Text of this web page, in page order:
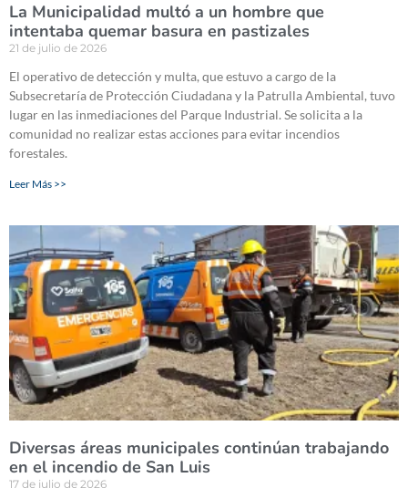
La Municipalidad multó a un hombre que
intentaba quemar basura en pastizales
21 de julio de 2026
El operativo de detección y multa, que estuvo a cargo de la
Subsecretaría de Protección Ciudadana y la Patrulla Ambiental, tuvo
lugar en las inmediaciones del Parque Industrial. Se solicita a la
comunidad no realizar estas acciones para evitar incendios
forestales.
Leer Más >>
Diversas áreas municipales continúan trabajando
en el incendio de San Luis
17 de julio de 2026